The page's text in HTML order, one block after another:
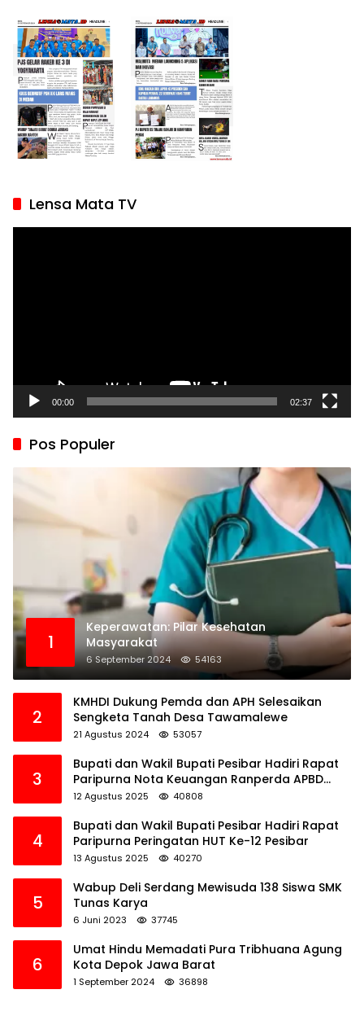
Lensa Mata TV
00:00 02:37
Pos Populer
1
Keperawatan: Pilar Kesehatan
Masyarakat
6 September 2024 54163
2
KMHDI Dukung Pemda dan APH Selesaikan
Sengketa Tanah Desa Tawamalewe
21 Agustus 2024 53057
3
Bupati dan Wakil Bupati Pesibar Hadiri Rapat
Paripurna Nota Keuangan Ranperda APBD
Perubahan TA 2025
12 Agustus 2025 40808
4
Bupati dan Wakil Bupati Pesibar Hadiri Rapat
Paripurna Peringatan HUT Ke-12 Pesibar
13 Agustus 2025 40270
5
Wabup Deli Serdang Mewisuda 138 Siswa SMK
Tunas Karya
6 Juni 2023 37745
6
Umat Hindu Memadati Pura Tribhuana Agung
Kota Depok Jawa Barat
1 September 2024 36898